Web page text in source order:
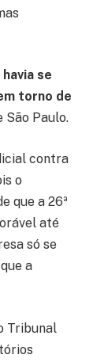
se
torno de
São Paulo.
contra
o
que a 26ª
até
só se
a
Tribunal